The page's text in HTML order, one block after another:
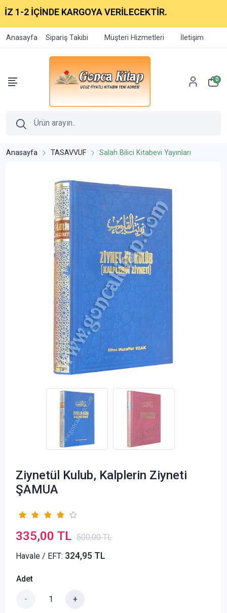
2 İÇİNDE KARGOYA VERİLECEKTİR.
Anasayfa Sipariş Takibi Müşteri Hizmetleri İletişim
0
Anasayfa TASAVVUF Salah Bilici Kitabevi Yayınları
Ziynetül Kulub, Kalplerin Ziyneti
ŞAMUA
335,00 TL 500,00 TL
Havale / EFT: 324,95 TL
Adet
- +